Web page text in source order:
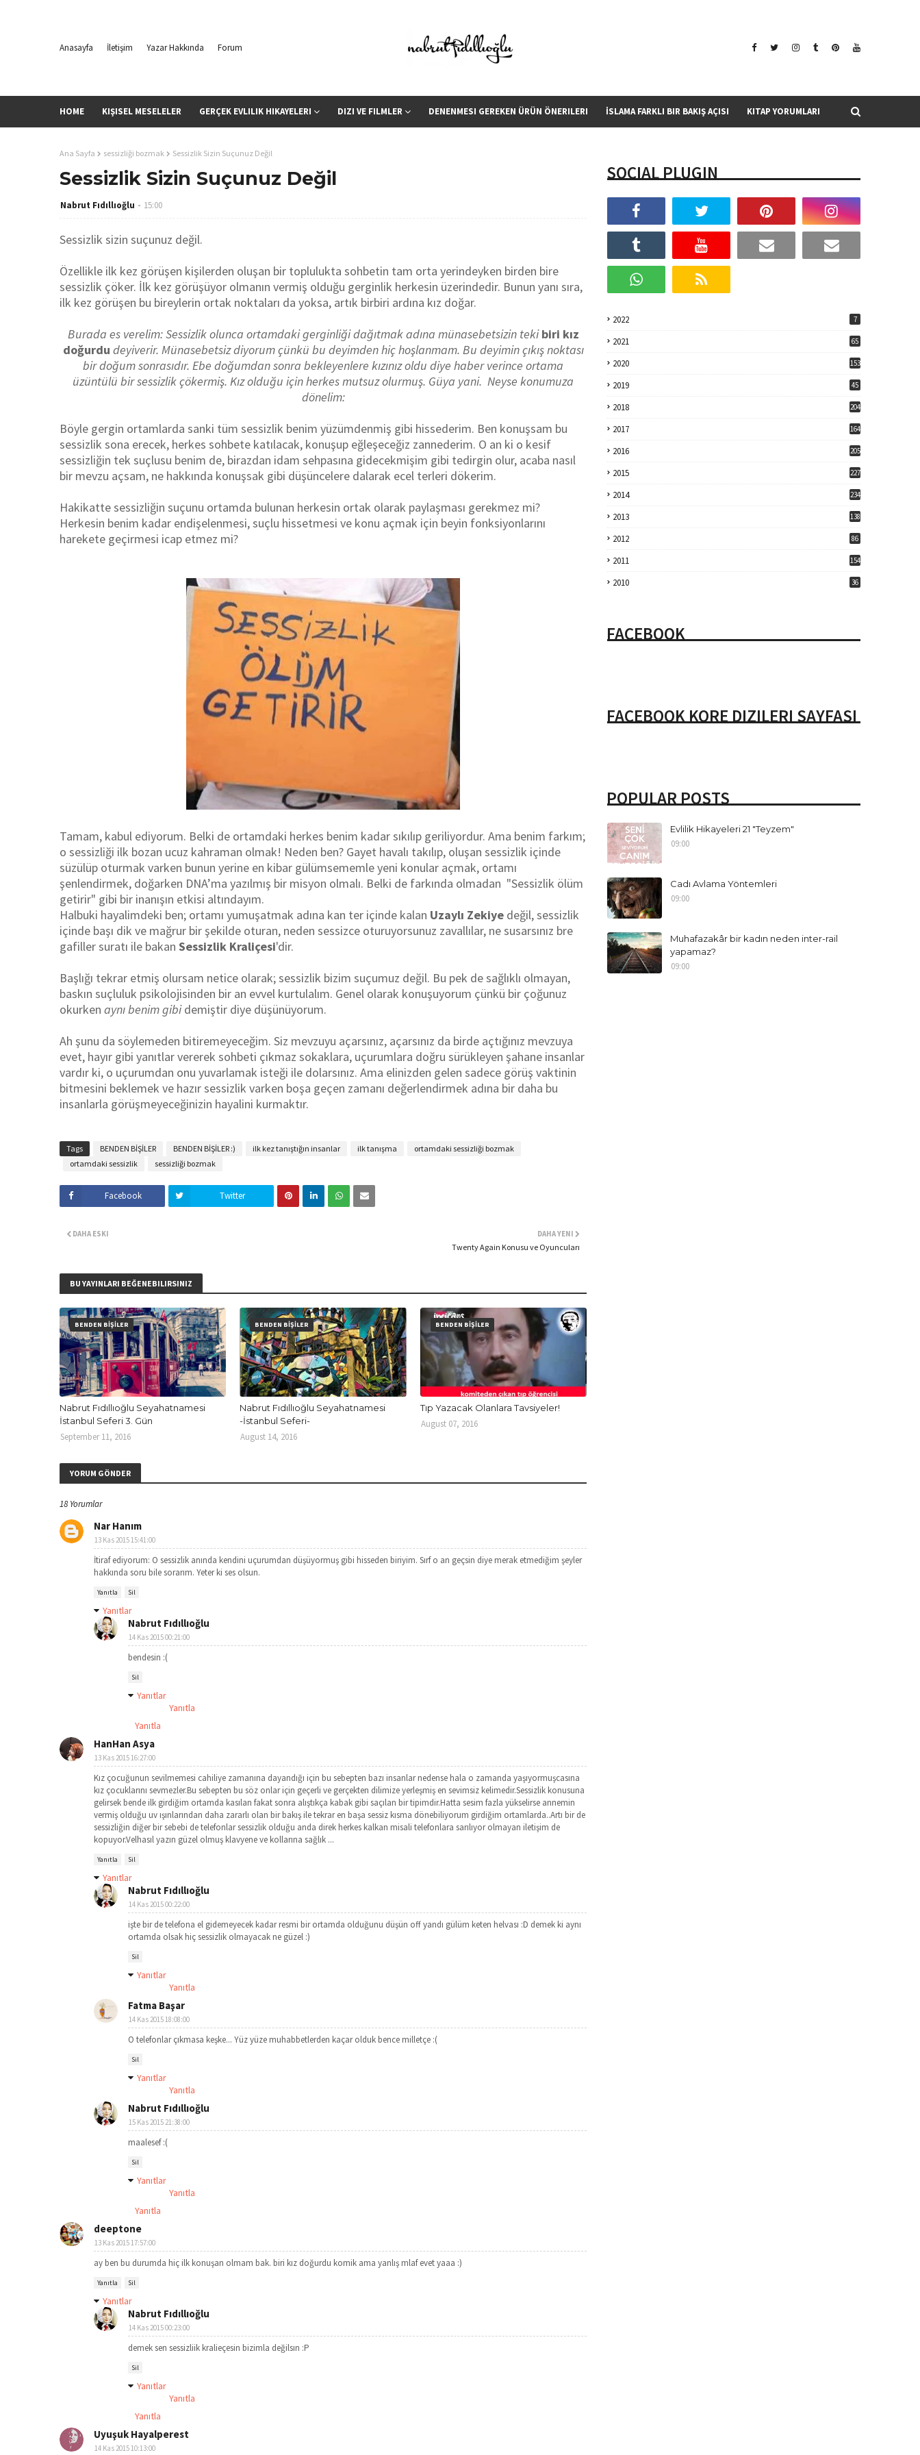
Anasayfa İletişim Yazar Hakkında Forum
HOME KIŞISEL MESELELER GERÇEK EVLILIK HIKAYELERI DIZI VE FILMLER DENENMESI GEREKEN ÜRÜN ÖNERILERI İSLAMA FARKLI BIR BAKIŞ AÇISI KITAP YORUMLARI
Ana Sayfa sessizliği bozmak Sessizlik Sizin Suçunuz Değil
Sessizlik Sizin Suçunuz Değil
Nabrut Fıdıllıoğlu 15:00
Sessizlik sizin suçunuz değil.
Özellikle ilk kez görüşen kişilerden oluşan bir toplulukta sohbetin tam orta yerindeyken birden bire
sessizlik çöker. İlk kez görüşüyor olmanın vermiş olduğu gerginlik herkesin üzerindedir. Bunun yanı sıra,
ilk kez görüşen bu bireylerin ortak noktaları da yoksa, artık birbiri ardına kız doğar.
Burada es verelim: Sessizlik olunca ortamdaki gerginliği dağıtmak adına münasebetsizin tekibiri kız
doğurdu deyiverir. Münasebetsiz diyorum çünkü bu deyimden hiç hoşlanmam. Bu deyimin çıkış noktası
bir doğum sonrasıdır. Ebe doğumdan sonra bekleyenlere kızınız oldu diye haber verince ortama
üzüntülü bir sessizlik çökermiş. Kız olduğu için herkes mutsuz olurmuş. Güya yani. Neyse konumuza
dönelim:
Böyle gergin ortamlarda sanki tüm sessizlik benim yüzümdenmiş gibi hissederim. Ben konuşsam bu
sessizlik sona erecek, herkes sohbete katılacak, konuşup eğleşeceğiz zannederim. O an ki o kesif
sessizliğin tek suçlusu benim de, birazdan idam sehpasına gidecekmişim gibi tedirgin olur, acaba nasıl
bir mevzu açsam, ne hakkında konuşsak gibi düşüncelere dalarak ecel terleri dökerim.
Hakikatte sessizliğin suçunu ortamda bulunan herkesin ortak olarak paylaşması gerekmez mi?
Herkesin benim kadar endişelenmesi, suçlu hissetmesi ve konu açmak için beyin fonksiyonlarını
harekete geçirmesi icap etmez mi?
Tamam, kabul ediyorum. Belki de ortamdaki herkes benim kadar sıkılıp geriliyordur. Ama benim farkım;
o sessizliği ilk bozan ucuz kahraman olmak! Neden ben? Gayet havalı takılıp, oluşan sessizlik içinde
süzülüp oturmak varken bunun yerine en kibar gülümsememle yeni konular açmak, ortamı
şenlendirmek, doğarken DNA’ma yazılmış bir misyon olmalı. Belki de farkında olmadan "Sessizlik ölüm
getirir" gibi bir inanışın etkisi altındayım.
Halbuki hayalimdeki ben; ortamı yumuşatmak adına kan ter içinde kalan Uzaylı Zekiye değil, sessizlik
içinde başı dik ve mağrur bir şekilde oturan, neden sessizce oturuyorsunuz zavallılar, ne susarsınız bre
gafiller suratı ile bakan Sessizlik Kraliçesi'dir.
Başlığı tekrar etmiş olursam netice olarak; sessizlik bizim suçumuz değil. Bu pek de sağlıklı olmayan,
baskın suçluluk psikolojisinden bir an evvel kurtulalım. Genel olarak konuşuyorum çünkü bir çoğunuz
okurken aynı benim gibidemiştir diye düşünüyorum.
Ah şunu da söylemeden bitiremeyeceğim. Siz mevzuyu açarsınız, açarsınız da birde açtığınız mevzuya
evet, hayır gibi yanıtlar vererek sohbeti çıkmaz sokaklara, uçurumlara doğru sürükleyen şahane insanlar
vardır ki, o uçurumdan onu yuvarlamak isteği ile dolarsınız. Ama elinizden gelen sadece görüş vaktinin
bitmesini beklemek ve hazır sessizlik varken boşa geçen zamanı değerlendirmek adına bir daha bu
insanlarla görüşmeyeceğinizin hayalini kurmaktır.
Tags BENDEN BİŞİLER BENDEN BİŞİLER :) ilk kez tanıştığın insanlar ilk tanışma
ortamdaki sessizliği bozmak
ortamdaki sessizlik
sessizliği bozmak
Facebook Twitter
DAHA YENI
Twenty Again Konusu ve Oyuncuları
DAHA ESKI
BU YAYINLARI BEĞENEBILIRSINIZ
BENDEN BİŞİLER
Nabrut Fıdıllıoğlu Seyahatnamesi
İstanbul Seferi 3. Gün
September 11, 2016
BENDEN BİŞİLER
Nabrut Fıdıllıoğlu Seyahatnamesi
-İstanbul Seferi-
August 14, 2016
BENDEN BİŞİLER
Tıp Yazacak Olanlara Tavsiyeler!
August 07, 2016
YORUM GÖNDER
18 Yorumlar
Nar Hanım
13 Kas 2015 15:41:00
İtiraf ediyorum: O sessizlik anında kendini uçurumdan düşüyormuş gibi hisseden biriyim. Sırf o an geçsin diye merak etmediğim şeyler
hakkında soru bile sorarım. Yeter ki ses olsun.
Yanıtla Sil
Yanıtlar
Nabrut Fıdıllıoğlu
14 Kas 2015 00:21:00
bendesin :(
Sil
Yanıtlar
Yanıtla
Yanıtla
HanHan Asya
13 Kas 2015 16:27:00
Kız çocuğunun sevilmemesi cahiliye zamanına dayandığı için bu sebepten bazı insanlar nedense hala o zamanda yaşıyormuşcasına
kız çocuklarını sevmezler.Bu sebepten bu söz onlar için geçerli ve gerçekten dilimize yerleşmiş en sevimsiz kelimedir.Sessizlik konusuna
gelirsek bende ilk girdiğim ortamda kasılan fakat sonra alıştıkça kabak gibi saçılan bir tipimdir.Hatta sesim fazla yükselirse annemin
vermiş olduğu uv ışınlarından daha zararlı olan bir bakış ile tekrar en başa sessiz kısma dönebiliyorum girdiğim ortamlarda..Artı bir de
sessizliğin diğer bir sebebi de telefonlar sessizlik olduğu anda direk herkes kalkan misali telefonlara sarılıyor olmayan iletişim de
kopuyor.Velhasıl yazın güzel olmuş klavyene ve kollarına sağlık ...
Yanıtla Sil
Yanıtlar
Nabrut Fıdıllıoğlu
14 Kas 2015 00:22:00
işte bir de telefona el gidemeyecek kadar resmi bir ortamda olduğunu düşün off yandı gülüm keten helvası :D demek ki aynı
ortamda olsak hiç sessizlik olmayacak ne güzel :)
Sil
Yanıtlar
Yanıtla
Fatma Başar
14 Kas 2015 18:08:00
O telefonlar çıkmasa keşke... Yüz yüze muhabbetlerden kaçar olduk bence milletçe :(
Sil
Yanıtlar
Yanıtla
Nabrut Fıdıllıoğlu
15 Kas 2015 21:38:00
maalesef :(
Sil
Yanıtlar
Yanıtla
Yanıtla
deeptone
13 Kas 2015 17:57:00
ay ben bu durumda hiç ilk konuşan olmam bak. biri kız doğurdu komik ama yanlış mlaf evet yaaa :)
Yanıtla Sil
Yanıtlar
Nabrut Fıdıllıoğlu
14 Kas 2015 00:23:00
demek sen sessizliik kralieçesin bizimla değilsın :P
Sil
Yanıtlar
Yanıtla
Yanıtla
Uyuşuk Hayalperest
14 Kas 2015 10:13:00
SOCIAL PLUGIN
2022 7
2021 65
2020 153
2019 45
2018 204
2017 164
2016 205
2015 227
2014 234
2013 138
2012 86
2011 154
2010 36
FACEBOOK
FACEBOOK KORE DIZILERI SAYFASI
POPULAR POSTS
Evlilik Hikayeleri 21 "Teyzem"
09:00
Cadı Avlama Yöntemleri
09:00
Muhafazakâr bir kadın neden inter-rail
yapamaz?
09:00